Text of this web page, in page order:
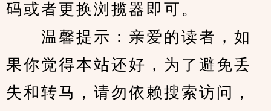
码或者更换浏揽器即可。
温馨提示：亲爱的读者，如
果你觉得本站还好，为了避免丢
失和转马，请勿依赖搜索访问，